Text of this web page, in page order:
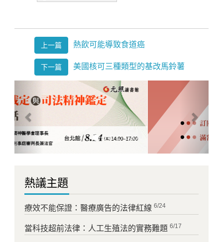
上一篇 熱飲可能導致食道癌
下一篇 美國核可三種類型的基改馬鈴薯
熱議主題
療效不能保證：醫療廣告的法律紅線 6/24
當科技超前法律：人工生殖法的實務難題 6/17